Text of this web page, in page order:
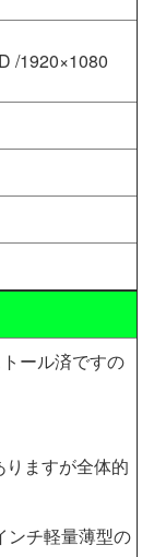
/1920×1080
ール済ですの
ますが全体的
ンチ軽量薄型の